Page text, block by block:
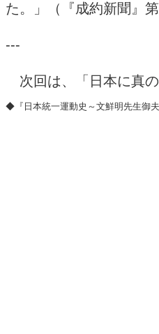
た。」（『成約新聞』
---
次回は、「日本に真の
◆『日本統一運動史～文鮮明先生御